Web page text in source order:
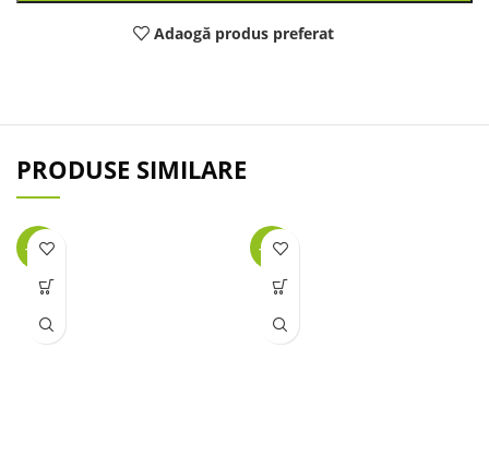
Adaogă produs preferat
PRODUSE SIMILARE
-32% -25%